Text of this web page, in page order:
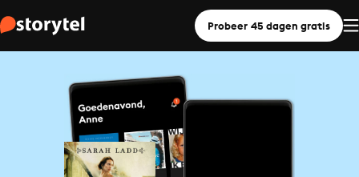
Probeer 45 dagen gratis